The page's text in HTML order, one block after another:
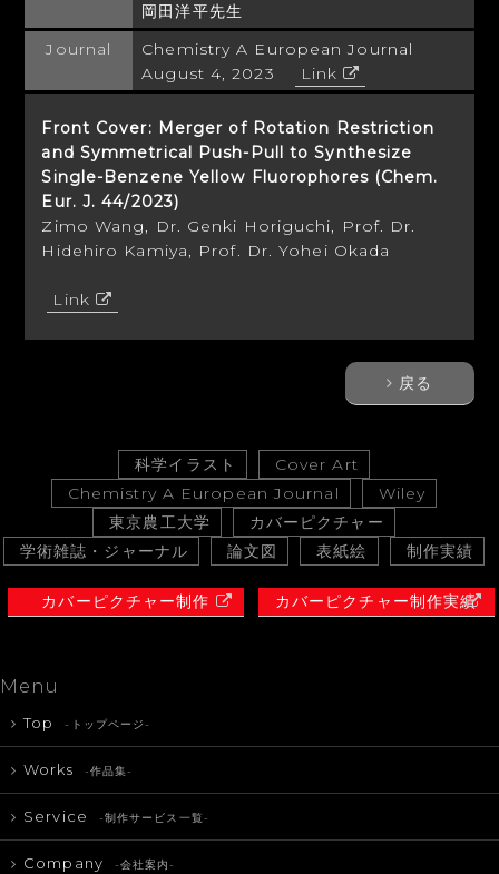
岡田洋平先生
Journal
Chemistry A European Journal
August 4, 2023
Link
Front Cover: Merger of Rotation Restriction
and Symmetrical Push-Pull to Synthesize
Single-Benzene Yellow Fluorophores (Chem.
Eur. J. 44/2023)
Zimo Wang, Dr. Genki Horiguchi, Prof. Dr.
Hidehiro Kamiya, Prof. Dr. Yohei Okada
Link
戻る
科学イラスト
Cover Art
Chemistry A European Journal
Wiley
東京農工大学
カバーピクチャー
学術雑誌・ジャーナル
論文図 表紙絵 制作実績
カバーピクチャー制作 カバーピクチャー制作実績
Menu
Top -トップページ-
Works -作品集-
Service -制作サービス一覧-
Company -会社案内-